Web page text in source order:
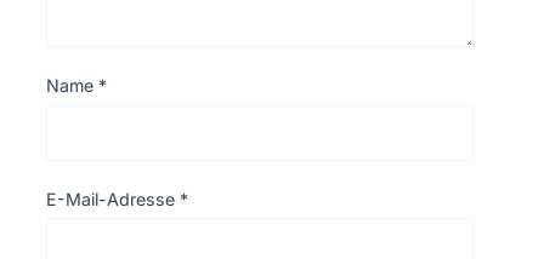
Name *
E-Mail-Adresse *